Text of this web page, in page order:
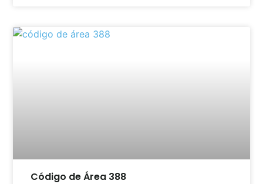
Código de Área 388